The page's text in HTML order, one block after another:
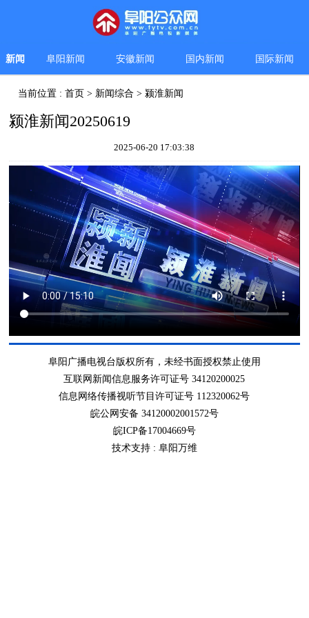
新闻 阜阳新闻 安徽新闻 国内新闻 国际新闻
当前位置 :首页 > 新闻综合 >颍淮新闻
颍淮新闻20250619
2025-06-20 17:03:38
阜阳广播电视台版权所有，未经书面授权禁止使用
互联网新闻信息服务许可证号 34120200025
信息网络传播视听节目许可证号 112320062号
皖公网安备 34120002001572号
皖ICP备17004669号
技术支持 : 阜阳万维